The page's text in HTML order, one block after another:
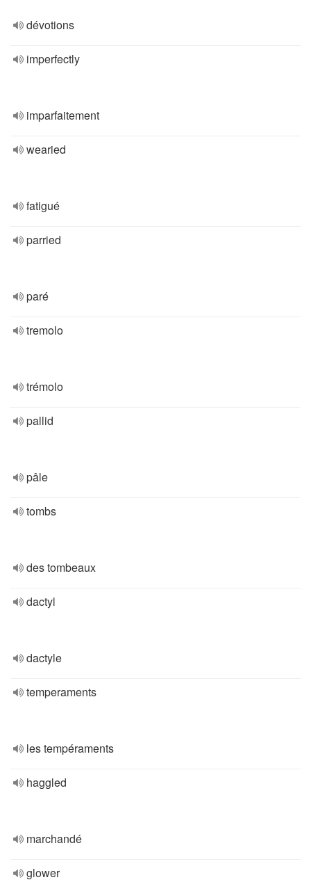
dévotions
imperfectly
imparfaitement
wearied
fatigué
parried
paré
tremolo
trémolo
pallid
pâle
tombs
des tombeaux
dactyl
dactyle
temperaments
les tempéraments
haggled
marchandé
glower